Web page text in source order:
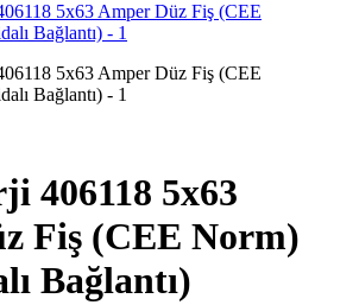
406118 5x63
Fiş (CEE Norm)
Bağlantı)